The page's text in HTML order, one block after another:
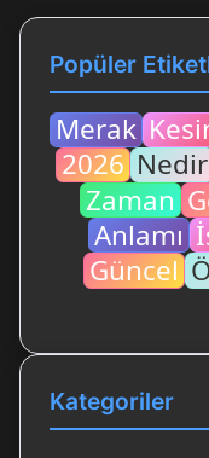
Popüler
Merak
2026 Nedir
Zaman
Anlamı
Güncel
Kategoriler